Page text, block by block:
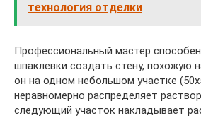
технология отделки
Профессиональный мастер
шпаклевки создать стену, похожую
он на одном небольшом участке
неравномерно распределяет
следующий участок накладывает